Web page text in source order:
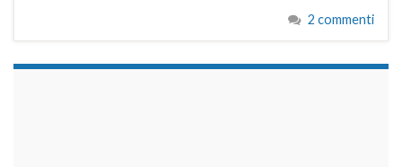
2 commenti